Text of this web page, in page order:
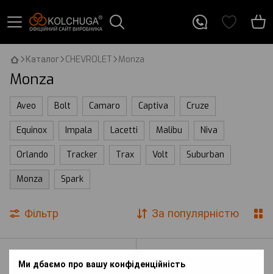
Ми дбаємо про вашу конфіденційність
Каталог CHEVROLET Monza
Monza
Aveo Bolt Camaro Captiva Cruze
Equinox Impala Lacetti Malibu Niva
Orlando Tracker Trax Volt Suburban
Monza Spark
Фільтр За популярністю